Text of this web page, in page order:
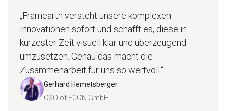
„Framearth versteht unsere komplexen
Innovationen sofort und schafft es, diese in
kürzester Zeit visuell klar und überzeugend
umzusetzen. Genau das macht die
Zusammenarbeit für uns so wertvoll.“
Gerhard Hemetsberger
CSO of ECON GmbH